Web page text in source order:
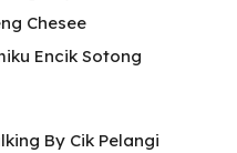
Chesee
Encik Sotong
By Cik Pelangi